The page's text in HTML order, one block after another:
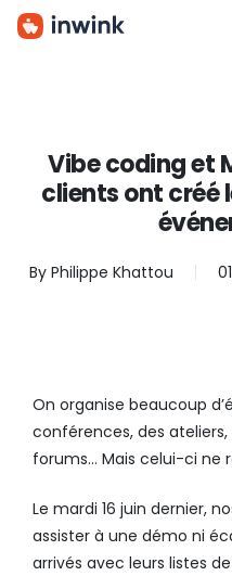
Skip
Vibe coding et
clients ont créé
By Philippe Khattou
On organise beaucoup
conférences, des
forums… Mais celui-ci ne
Le mardi 16 juin dernier,
assister à une démo ni
arrivés avec leurs listes